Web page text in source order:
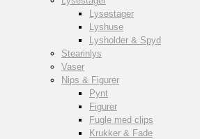
Lysestager
Lyshuse
Lysholder & Spyd
Stearinlys
Vaser
Nips & Figurer
Pynt
Figurer
Fugle med clips
Krukker & Fade